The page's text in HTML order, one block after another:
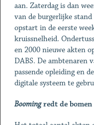
aan. Zaterdag is dan
van de burgerlijke
opstart in de eerste
kruissnelheid.
en 2000 nieuwe akten
DABS. De ambtenaren
passende opleiding en
digitale systeem te
Boomingredt de bomen